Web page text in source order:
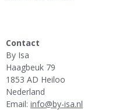
Contact
By Isa
Haagbeuk 79
1853 AD Heiloo
Nederland
Email: info@by-isa.nl